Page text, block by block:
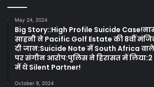
May 24, 2024
Big Story::High Profile Suicide
साहनी ने Pacific Golf Estate की 8वीं
दी जान:Suicide Note में South Africa
पर संगीन आरोप:पुलिस ने हिरासत में
में थे Silent Partner!
October 9, 2024